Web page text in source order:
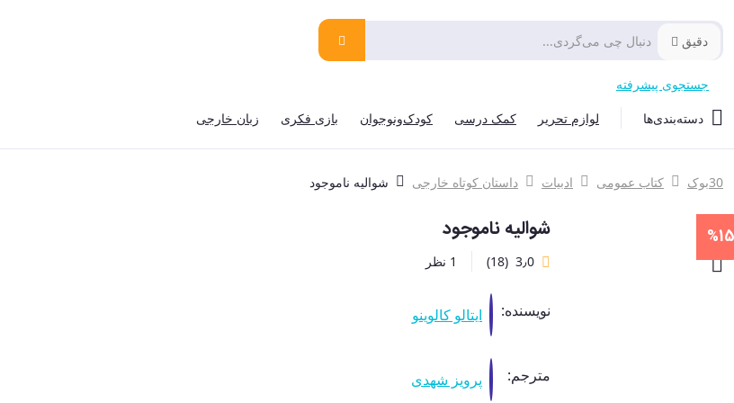
دقیق
جستجوی پیشرفته
دسته‌بندی‌ها
لوازم تحریر کمک درسی کودک‌ونوجوان بازی فکری زبان خارجی
30بوک کتاب عمومی ادبیات داستان کوتاه خارجی شوالیه ناموجود
%15 شوالیه ناموجود
3٫0 (18) 1 نظر
نویسنده: ایتالو کالوینو
مترجم: پرویز شهدی